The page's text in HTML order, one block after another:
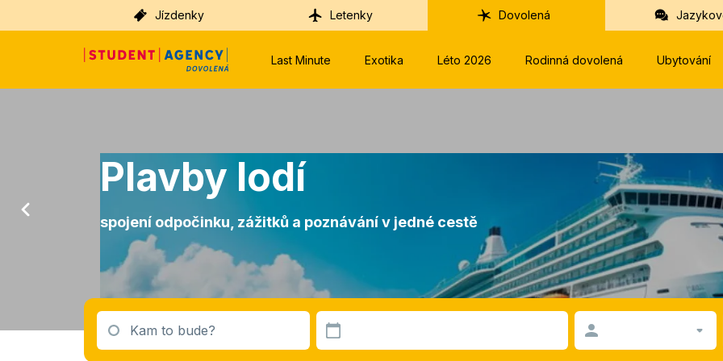
Jízdenky Letenky Dovolená
Last Minute Exotika Léto 2026 Rodinná dovolená Ubytování
Plavby lodí
spojení odpočinku, zážitků a poznávání v jedné cestě
Kam to bude?